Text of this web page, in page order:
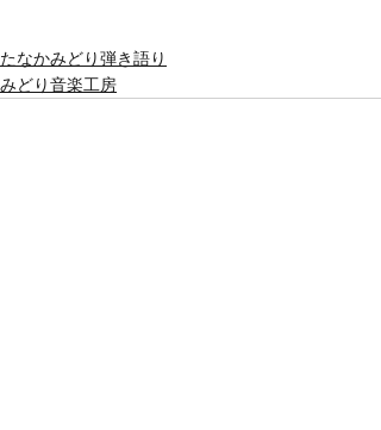
たなかみどり弾き語り
みどり音楽工房